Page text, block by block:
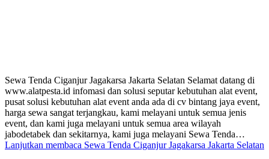
Sewa Tenda Ciganjur Jagakarsa Jakarta Selatan Selamat datang di
www.alatpesta.id infomasi dan solusi seputar kebutuhan alat event,
pusat solusi kebutuhan alat event anda ada di cv bintang jaya event,
harga sewa sangat terjangkau, kami melayani untuk semua jenis
event, dan kami juga melayani untuk semua area wilayah
jabodetabek dan sekitarnya, kami juga melayani Sewa Tenda…
Lanjutkan membaca Sewa Tenda Ciganjur Jagakarsa Jakarta Selatan